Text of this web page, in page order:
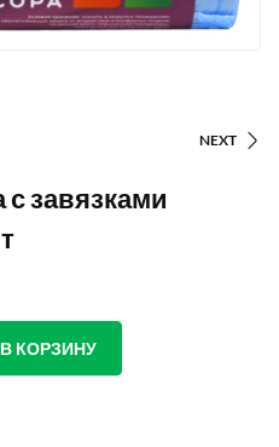
NEXT
завязками
В КОРЗИНУ